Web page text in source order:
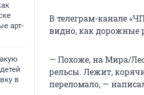
арт-
в
В телеграм-канале
видно, как дорожные
— Похоже, на Мира/
рельсы. Лежит,
переломало, —